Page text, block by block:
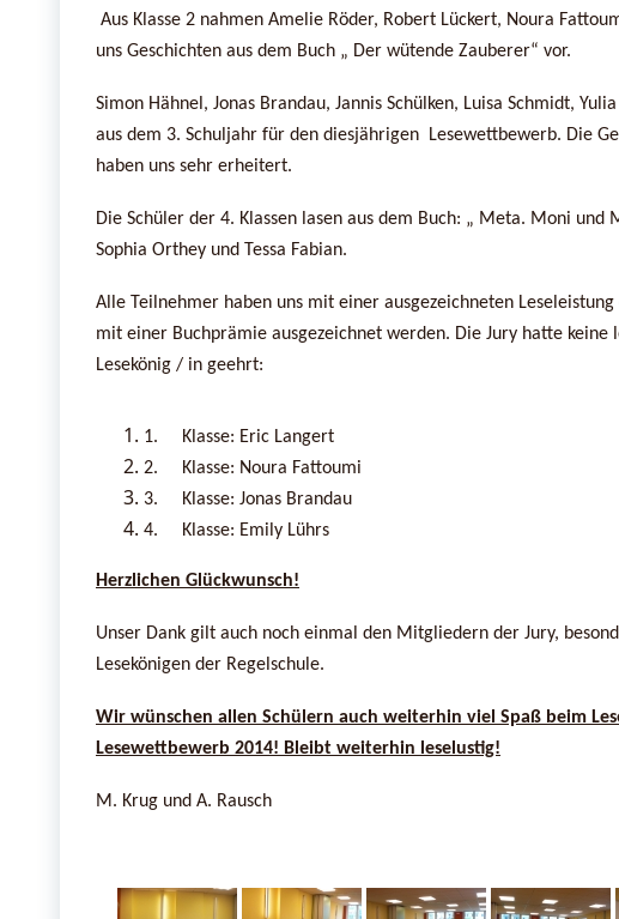
Aus Klasse 2 nahmen Amelie Röder, Robert Lückert, Noura
uns Geschichten aus dem Buch „ Der wütende Zauberer“ vor.
Simon Hähnel, Jonas Brandau, Jannis Schülken, Luisa Schmidt,
aus dem 3. Schuljahr für den diesjährigen Lesewettbewerb. Die
haben uns sehr erheitert.
Die Schüler der 4. Klassen lasen aus dem Buch: „ Meta. Moni und
Sophia Orthey und Tessa Fabian.
Alle Teilnehmer haben uns mit einer ausgezeichneten
mit einer Buchprämie ausgezeichnet werden. Die Jury hatte keine
Lesekönig / in geehrt:
1.
Klasse: Eric Langert
2.
Klasse: Noura Fattoumi
3.
Klasse: Jonas Brandau
4.
Klasse: Emily Lührs
Herzlichen Glückwunsch!
Unser Dank gilt auch noch einmal den Mitgliedern der Jury,
Lesekönigen der Regelschule.
Wir wünschen allen Schülern auch weiterhin viel Spaß beim
Lesewettbewerb 2014! Bleibt weiterhin leselustig!
M. Krug und A. Rausch